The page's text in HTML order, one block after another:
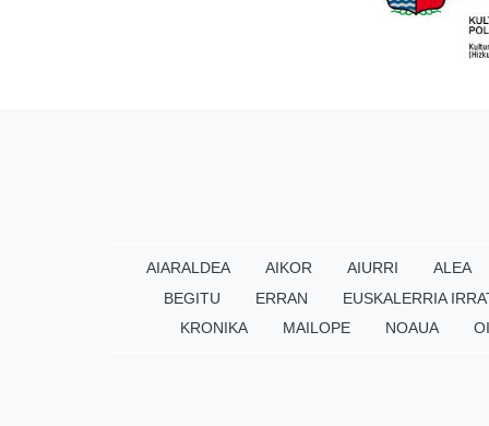
AIARALDEA AIKOR AIURRI
ALEA
BEGITU
ERRAN
EUSKALERRIA
KRONIKA
MAILOPE NOAUA